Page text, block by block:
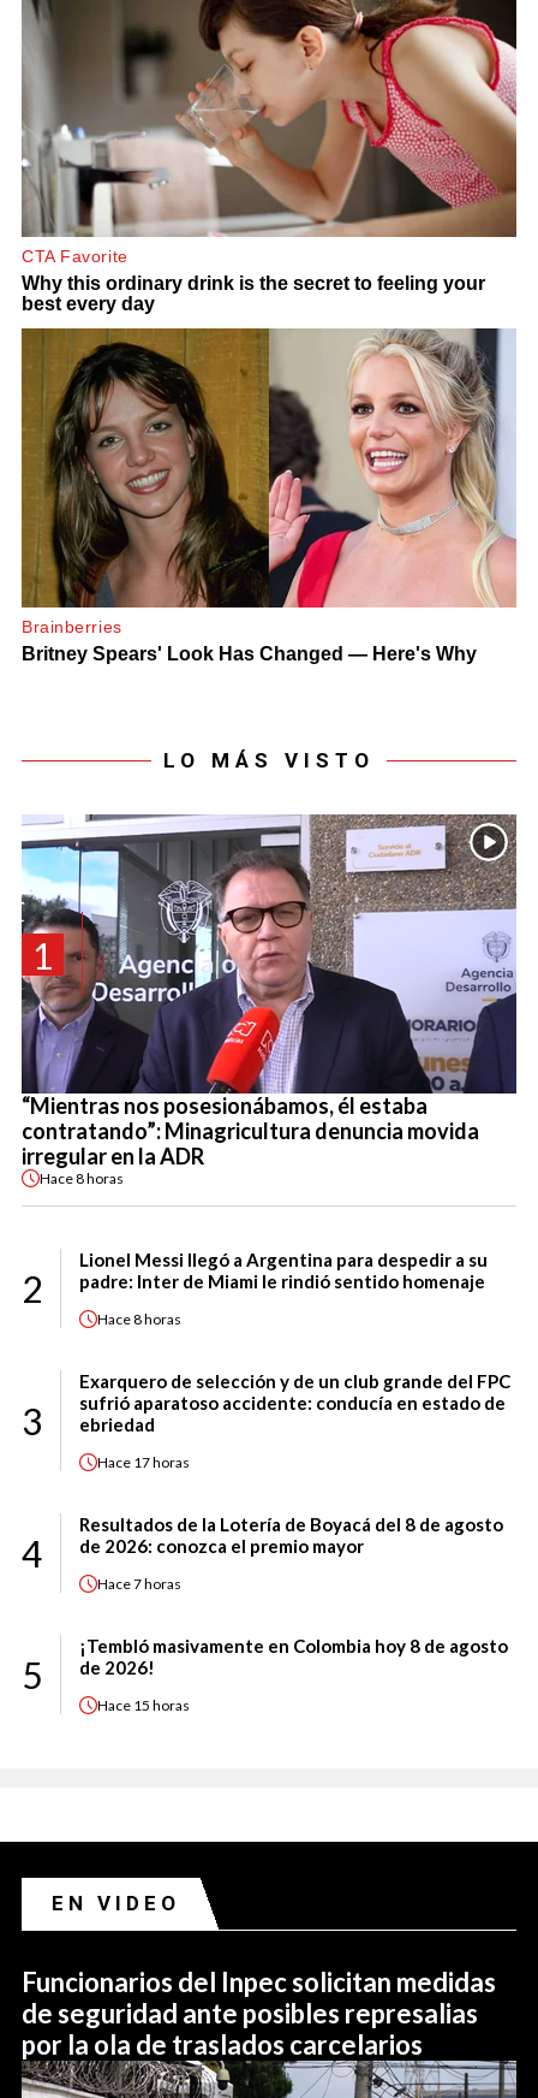
LO MÁS VISTO
1
“Mientras nos posesionábamos, él estaba
contratando”: Minagricultura denuncia movida
irregular en la ADR
Hace8 horas
2
Lionel Messi llegó a Argentina para despedir a su
padre: Inter de Miami le rindió sentido homenaje
Hace8 horas
3
Exarquero de selección y de un club grande del FPC
sufrió aparatoso accidente: conducía en estado de
ebriedad
Hace 17 horas
4
Resultados de la Lotería de Boyacá del 8 de agosto
de 2026: conozca el premio mayor
Hace7 horas
5
¡Tembló masivamente en Colombia hoy 8 de agosto
de 2026!
Hace 15 horas
EN VIDEO
Funcionarios del Inpec solicitan medidas
de seguridad ante posibles represalias
por la ola de traslados carcelarios